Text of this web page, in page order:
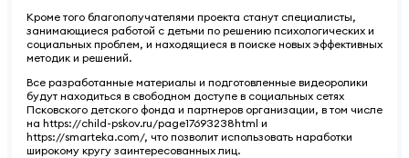
Кроме того благополучателями проекта станут специалисты,
занимающиеся работой с детьми по решению психологических и
социальных проблем, и находящиеся в поиске новых эффективных
методик и решений.
Все разработанные материалы и подготовленные видеоролики
будут находиться в свободном доступе в социальных сетях
Псковского детского фонда и партнеров организации, в том числе
на https://child-pskov.ru/page17693238html и
https://smarteka.com/, что позволит использовать наработки
широкому кругу заинтересованных лиц.